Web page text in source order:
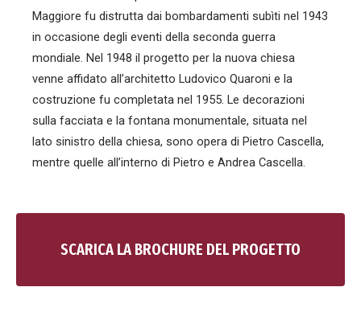
Maggiore fu distrutta dai bombardamenti subìti nel 1943
in occasione degli eventi della seconda guerra
mondiale. Nel 1948 il progetto per la nuova chiesa
venne affidato all’architetto Ludovico Quaroni e la
costruzione fu completata nel 1955. Le decorazioni
sulla facciata e la fontana monumentale, situata nel
lato sinistro della chiesa, sono opera di Pietro Cascella,
mentre quelle all’interno di Pietro e Andrea Cascella.
SCARICA LA BROCHURE DEL PROGETTO